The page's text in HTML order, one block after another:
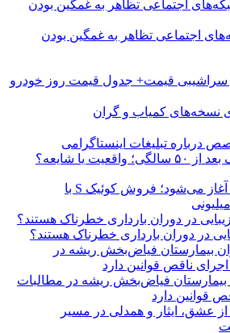
اجتماعی تظاهر به غمگین بودن
سراشیبی قیمت+ جدول قیمت روز خودرو
نسخه‌های کمیاب و گران
درباره تبلیغات اینستاگرامی
یا شایعه؟
ثبت‌نام جدید سایپا آغاز می‌شود؛ فروش کوئیک S با
در دوران بارداری خطرناک هستند؟
بیمارستان فیاض‌بخش ریشه در مطالبات
قوانین دارد